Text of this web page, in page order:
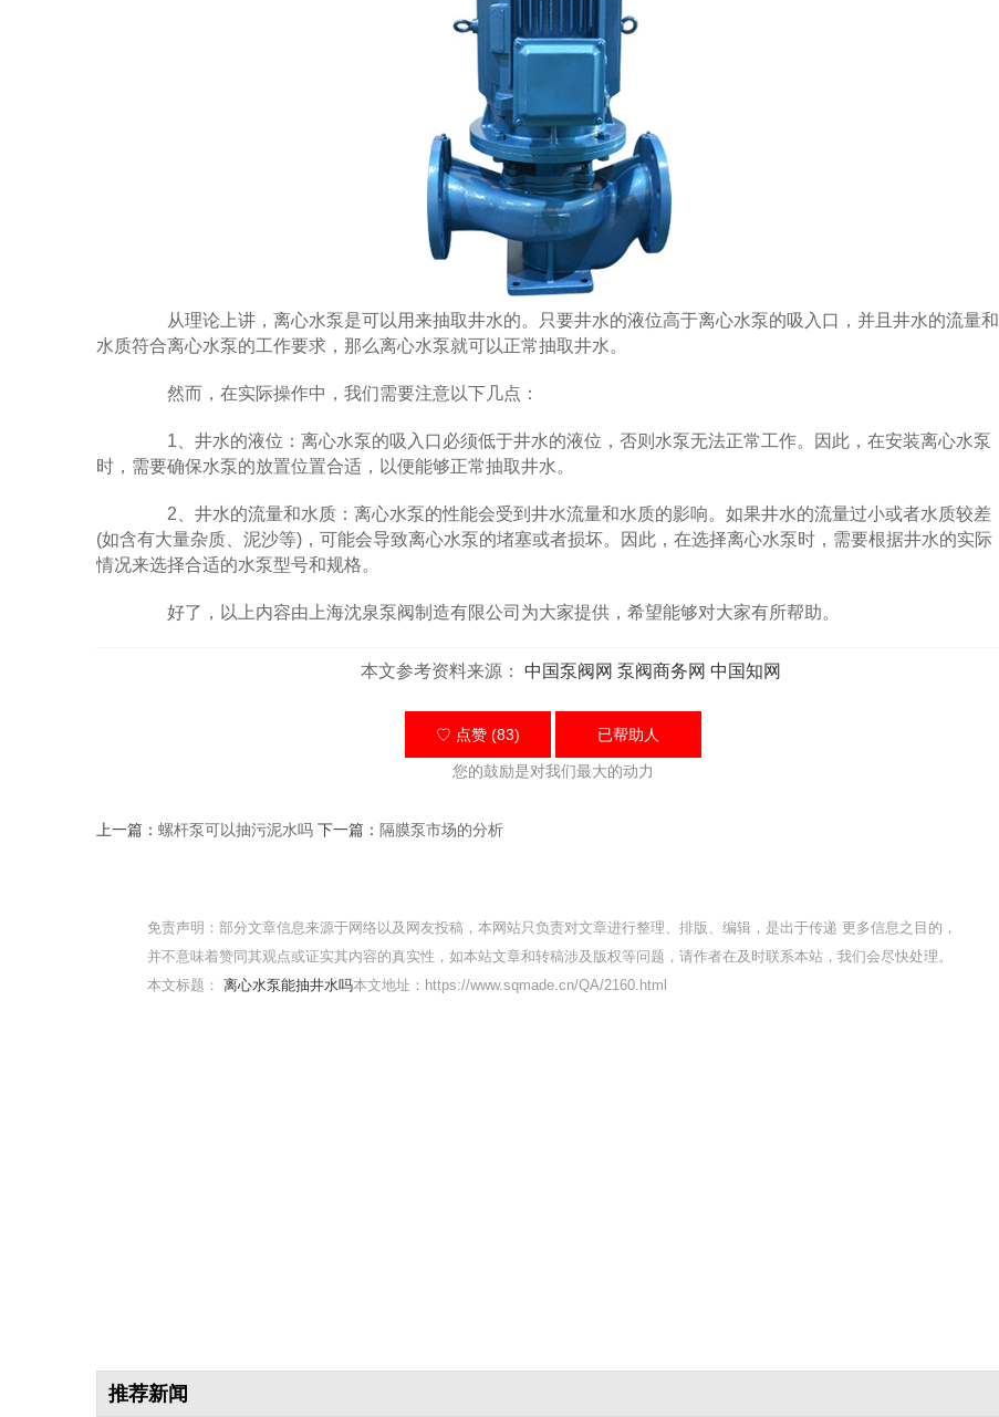
从理论上讲，离心水泵是可以用来抽取井水的。只要井水的液位高于离心水泵的吸入口，并且井水的流量和
水质符合离心水泵的工作要求，那么离心水泵就可以正常抽取井水。
然而，在实际操作中，我们需要注意以下几点：
1、井水的液位：离心水泵的吸入口必须低于井水的液位，否则水泵无法正常工作。因此，在安装离心水泵
时，需要确保水泵的放置位置合适，以便能够正常抽取井水。
2、井水的流量和水质：离心水泵的性能会受到井水流量和水质的影响。如果井水的流量过小或者水质较差
(如含有大量杂质、泥沙等)，可能会导致离心水泵的堵塞或者损坏。因此，在选择离心水泵时，需要根据井水的实际
情况来选择合适的水泵型号和规格。
好了，以上内容由上海沈泉泵阀制造有限公司为大家提供，希望能够对大家有所帮助。
本文参考资料来源： 中国泵阀网 泵阀商务网 中国知网
♡ 点赞 (83) 已帮助人
您的鼓励是对我们最大的动力
上一篇： 螺杆泵可以抽污泥水吗 下一篇： 隔膜泵市场的分析
免责声明：部分文章信息来源于网络以及网友投稿，本网站只负责对文章进行整理、排版、编辑，是出于传递 更多信息之目的，
并不意味着赞同其观点或证实其内容的真实性，如本站文章和转稿涉及版权等问题，请作者在及时联系本站，我们会尽快处理。
本文标题： 离心水泵能抽井水吗本文地址：https://www.sqmade.cn/QA/2160.html
推荐新闻